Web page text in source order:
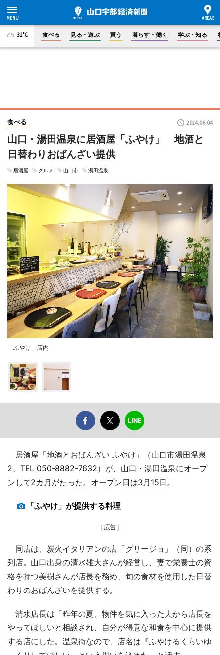
31°C 食べる 見る・遊ぶ 買う 暮らす・働く 学ぶ・知る
食べる 2024.06.04
山口・湯田温泉に居酒屋「ふやけ」 地酒と
日替わりおばんざい提供
居酒屋 グルメ 山口市 湯田温泉
「ふやけ」店内
居酒屋「地酒とおばんざい ふやけ」（山口市湯田温泉
2、TEL 050-8882-7632）が、山口・湯田温泉にオープ
ンして2カ月がたった。オープン日は3月15日。
「ふやけ」が提供する料理
［広告］
同店は、炭火イタリアンの店「グリージョ」（同）の系
列店。山口出身の清水雄大さんが経営し、妻で栄養士の資
格を持つ美樹さんが店長を務め、旬の食材を使用した日替
わりのおばんざいを提供する。
清水店長は「昨年の夏、物件を気に入った夫から店長を
やってほしいと相談され、自分が得意な和食を中心に提供
する店にした。温泉街なので、店名は『ふやけるくらいゆ